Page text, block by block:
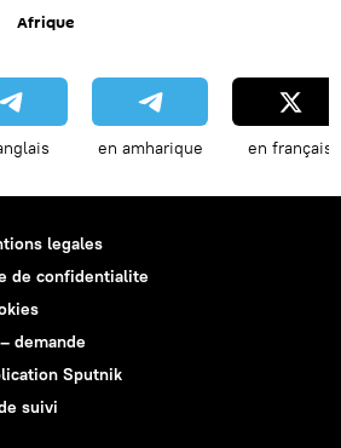
Afrique
en amharique en français
legales
de confidentialite
demande
Sputnik
suivi